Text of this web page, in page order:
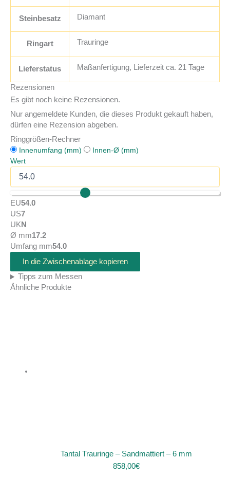
Steinbesatz Diamant
Ringart Trauringe
Lieferstatus Maßanfertigung, Lieferzeit ca. 21 Tage
Rezensionen
Es gibt noch keine Rezensionen.
Nur angemeldete Kunden, die dieses Produkt gekauft haben,
dürfen eine Rezension abgeben.
Ringgrößen-Rechner
Innenumfang (mm)
Innen-Ø (mm)
Wert
EU54.0
US7
UKN
Ø mm17.2
Umfang mm54.0
In die Zwischenablage kopieren
Tipps zum Messen
Ähnliche Produkte
Tantal Trauringe – Sandmattiert – 6 mm
858,00€